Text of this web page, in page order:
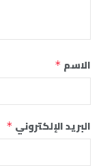
الاسم *
البريد الإلكتروني *